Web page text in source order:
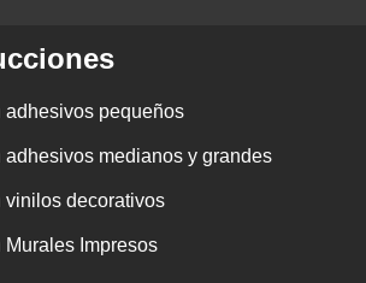
pequeños
medianos y grandes
decorativos
Impresos